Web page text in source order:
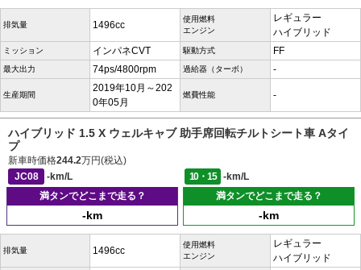
排気量 1496cc
使用燃料
エンジン
レギュラー
ハイブリッド
ミッション インパネCVT 駆動方式 FF
最大出力 74ps/4800rpm 過給器（ターボ） -
生産期間
2019年10月～202
0年05月
燃費性能 -
ハイブリッド 1.5 X ウェルキャブ 助手席回転チルトシート車 Aタイ
プ
新車時価格244.2万円(税込)
JC08
-km/L 10・15
-km/L
満タンでどこまで走る？
-km
満タンでどこまで走る？
-km
排気量 1496cc
使用燃料
エンジン
レギュラー
ハイブリッド